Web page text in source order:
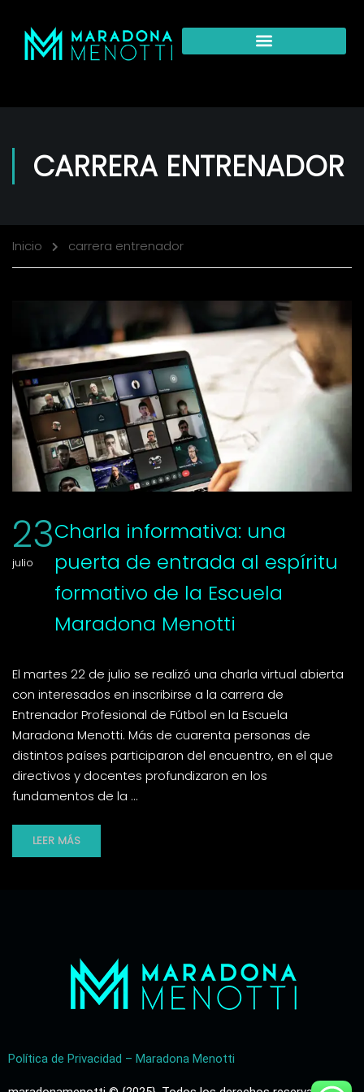
CARRERA ENTRENADOR
Inicio carrera entrenador
23
julio
Charla informativa: una
puerta de entrada al espíritu
formativo de la Escuela
Maradona Menotti
El martes 22 de julio se realizó una charla virtual abierta
con interesados en inscribirse a la carrera de
Entrenador Profesional de Fútbol en la Escuela
Maradona Menotti. Más de cuarenta personas de
distintos países participaron del encuentro, en el que
directivos y docentes profundizaron en los
fundamentos de la …
LEER MÁS
Política de Privacidad – Maradona Menotti